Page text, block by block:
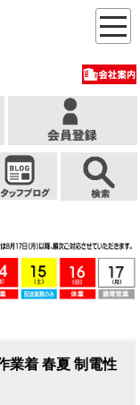
業着 春夏 制電性